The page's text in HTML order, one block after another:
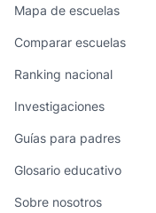
Mapa de escuelas
Comparar escuelas
Ranking nacional
Investigaciones
Guías para padres
Glosario educativo
Sobre nosotros